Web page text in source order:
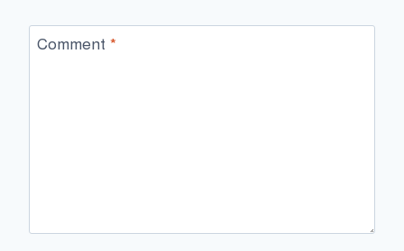
Comment *